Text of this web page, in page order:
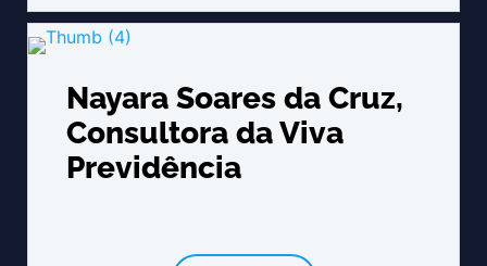
Nayara Soares da Cruz,
Consultora da Viva
Previdência